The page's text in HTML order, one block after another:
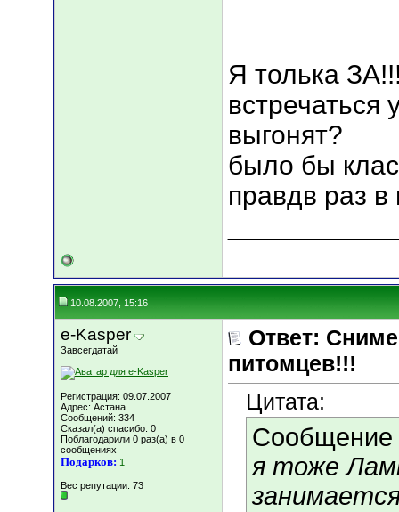
Я толька
встречаться
выгонят?
было бы
правдв раз
10.08.2007, 15:16
e-Kasper
Завсегдатай
Регистрация: 09.07.2007
Адрес: Астана
Сообщений: 334
Сказал(а) спасибо: 0
Поблагодарили 0 раз(а) в 0
сообщениях
Подарков: 1
Вес репутации: 73
Ответ:
питомцев!!!
Цитата:
Сообщение
я тоже